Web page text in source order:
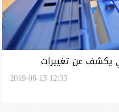
يكشف عن تغييرات
2019-06-13 12:33